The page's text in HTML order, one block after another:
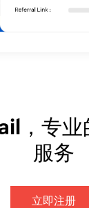
，专业
服务
立即注册